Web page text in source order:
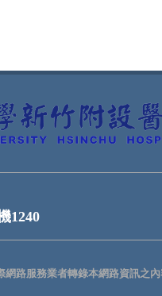
1240
路服務業者轉錄本網路資訊之